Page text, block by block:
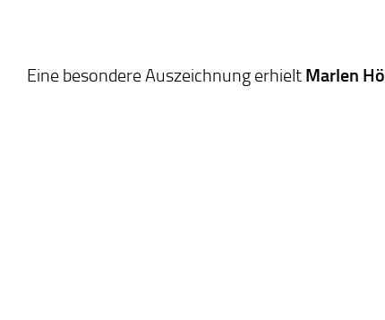
Eine besondere Auszeichnung erhielt Marlen